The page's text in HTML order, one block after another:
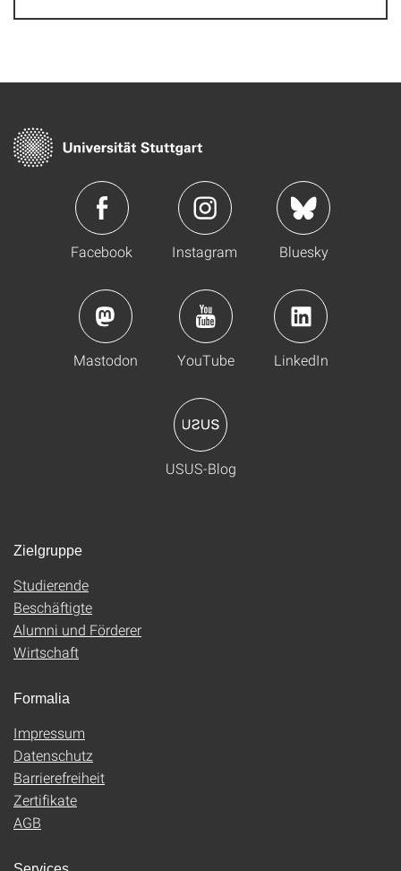
Facebook Instagram Bluesky
Mastodon YouTube LinkedIn
USUS-Blog
Zielgruppe
Studierende
Beschäftigte
Alumni und Förderer
Wirtschaft
Formalia
Impressum
Datenschutz
Barrierefreiheit
Zertifikate
AGB